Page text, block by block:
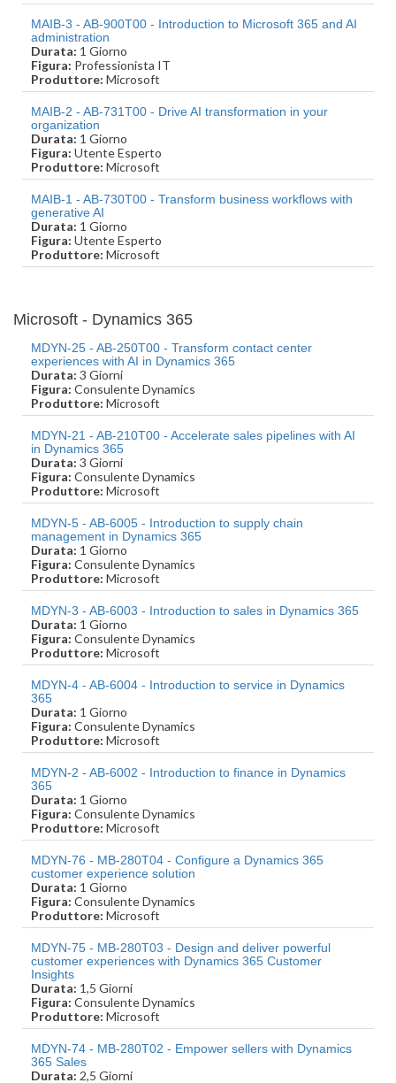
MAIB-3 - AB-900T00 - Introduction to Microsoft 365 and AI
administration
Durata: 1 Giorno
Figura: Professionista IT
Produttore: Microsoft
MAIB-2 - AB-731T00 - Drive AI transformation in your
organization
Durata: 1 Giorno
Figura: Utente Esperto
Produttore: Microsoft
MAIB-1 - AB-730T00 - Transform business workflows with
generative AI
Durata: 1 Giorno
Figura: Utente Esperto
Produttore: Microsoft
Microsoft - Dynamics 365
MDYN-25 - AB-250T00 - Transform contact center
experiences with AI in Dynamics 365
Durata: 3 Giorni
Figura: Consulente Dynamics
Produttore: Microsoft
MDYN-21 - AB-210T00 - Accelerate sales pipelines with AI
in Dynamics 365
Durata: 3 Giorni
Figura: Consulente Dynamics
Produttore: Microsoft
MDYN-5 - AB-6005 - Introduction to supply chain
management in Dynamics 365
Durata: 1 Giorno
Figura: Consulente Dynamics
Produttore: Microsoft
MDYN-3 - AB-6003 - Introduction to sales in Dynamics 365
Durata: 1 Giorno
Figura: Consulente Dynamics
Produttore: Microsoft
MDYN-4 - AB-6004 - Introduction to service in Dynamics
365
Durata: 1 Giorno
Figura: Consulente Dynamics
Produttore: Microsoft
MDYN-2 - AB-6002 - Introduction to finance in Dynamics
365
Durata: 1 Giorno
Figura: Consulente Dynamics
Produttore: Microsoft
MDYN-76 - MB-280T04 - Configure a Dynamics 365
customer experience solution
Durata: 1 Giorno
Figura: Consulente Dynamics
Produttore: Microsoft
MDYN-75 - MB-280T03 - Design and deliver powerful
customer experiences with Dynamics 365 Customer
Insights
Durata: 1,5 Giorni
Figura: Consulente Dynamics
Produttore: Microsoft
MDYN-74 - MB-280T02 - Empower sellers with Dynamics
365 Sales
Durata: 2,5 Giorni